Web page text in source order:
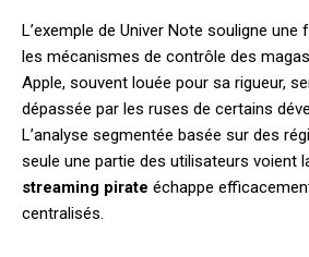
L’exemple de Univer Note souligne
les mécanismes de contrôle des
Apple, souvent louée pour sa rigueur,
dépassée par les ruses de certains
L’analyse segmentée basée sur des
seule une partie des utilisateurs voient
streaming pirate échappe
centralisés.